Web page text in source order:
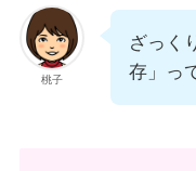
桃子
ざっく
存」っ